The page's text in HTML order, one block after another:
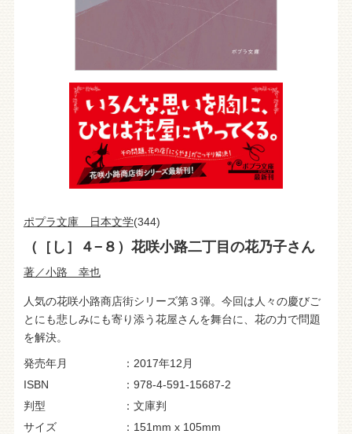
ポプラ文庫 日本文学(344)
（［し］４−８）花咲小路二丁目の花乃子さん
著／小路 幸也
人気の花咲小路商店街シリーズ第３弾。今回は人々の慶びご
とにも悲しみにも寄り添う花屋さんを舞台に、花の力で問題
を解決。
発売年月
2017年12月
ISBN
978-4-591-15687-2
判型
文庫判
サイズ
151mm x 105mm